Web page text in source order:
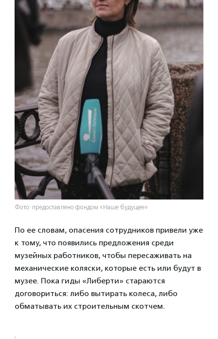
Фото: предоставлено фондом «Наше будущее»
По ее словам, опасения сотрудников привели уже
к тому, что появились предложения среди
музейных работников, чтобы пересаживать на
механические коляски, которые есть или будут в
музее. Пока гиды «Либерти» стараются
договориться: либо вытирать колеса, либо
обматывать их строительным скотчем.